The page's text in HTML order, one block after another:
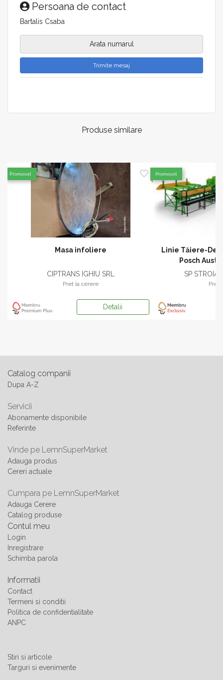
Persoana de contact
Bartalis Csaba
Arata numarul
Trimite mesaj
Produse similare
Masa infoliere
CIPTRANS IGHIU SRL
Pret la cerere
Detalii
Promovat
Linie Tăiere-
Posch
SP STROIA
Pret
Promovat
Catalog companii
Dupa A-Z
Servicii
Abonamente disponibile
Referinte
Vinde pe LemnSuperMarket
Adauga produs
Cereri actuale
Cumpara pe LemnSuperMarket
Adauga Cerere
Catalog produse
Contul meu
Login
Inregistrare
Schimba parola
Informatii
Contact
Termeni si conditii
Politica de confidentialitate
ANPC
Stiri si articole
Targuri si evenimente